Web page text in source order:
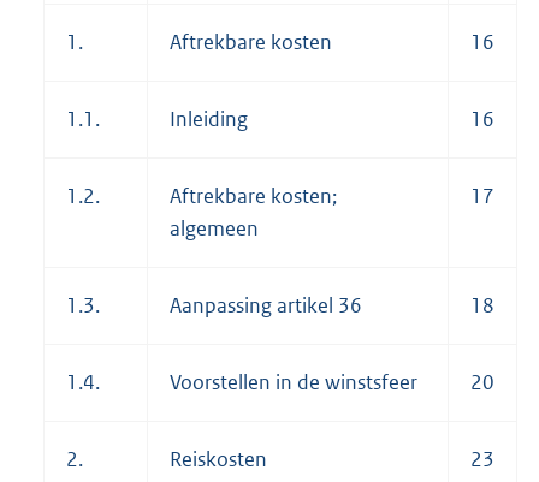
1. Aftrekbare kosten 16
1.1. Inleiding 16
1.2.
Aftrekbare kosten;
algemeen
17
1.3. Aanpassing artikel 36 18
1.4. Voorstellen in de winstsfeer 20
2. Reiskosten 23